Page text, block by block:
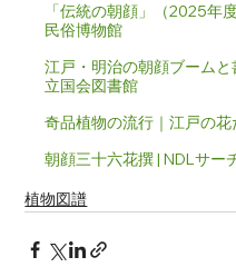
「伝統の朝顔」（2025年
民俗博物館
江戸・明治の朝顔ブーム
立国会図書館
奇品植物の流行｜江戸の
朝顔三十六花撰 | NDLサー
植物図譜